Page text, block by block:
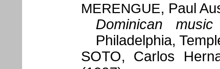
MERENGUE, Paul
Dominican
Philadelphia,
SOTO, Carlos